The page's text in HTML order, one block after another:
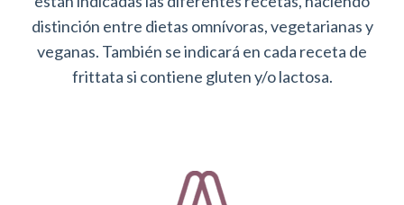
distinción entre dietas omnívoras, vegetarianas y
veganas. También se indicará en cada receta de
frittata si contiene gluten y/o lactosa.